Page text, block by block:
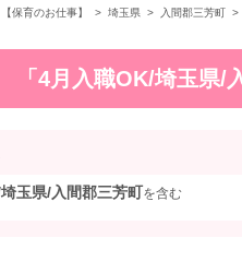
保育のお仕事】 > 埼玉県 > 入間郡三芳町 >
「4月入職OK/埼玉県/
玉県/入間郡三芳町を含む